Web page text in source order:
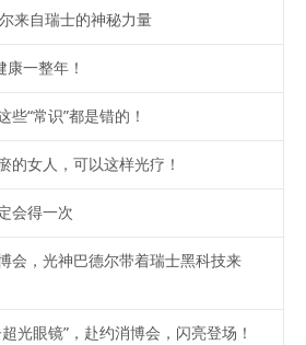
来自瑞士的神秘力量
康一整年！
“常识”都是错的！
的女人，可以这样光疗！
会得一次
会，光神巴德尔带着瑞士黑科技来
光眼镜”，赴约消博会，闪亮登场！